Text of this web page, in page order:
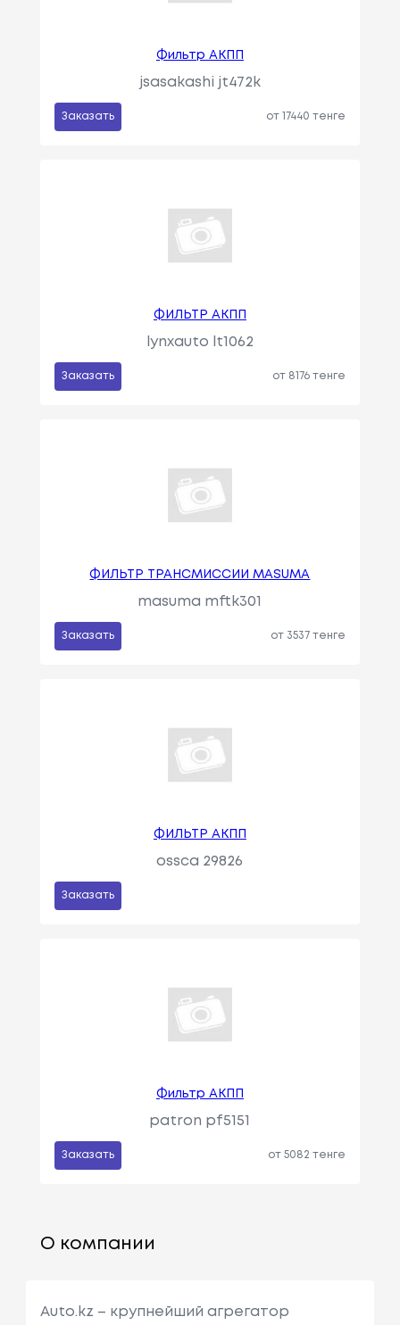
Фильтр АКПП
jsasakashi jt472k
Заказать от 17440 тенге
ФИЛЬТР АКПП
lynxauto lt1062
Заказать от 8176 тенге
ФИЛЬТР ТРАНСМИССИИ MASUMA
masuma mftk301
Заказать от 3537 тенге
ФИЛЬТР АКПП
ossca 29826
Заказать
Фильтр АКПП
patron pf5151
Заказать от 5082 тенге
О компании
Auto.kz – крупнейший агрегатор